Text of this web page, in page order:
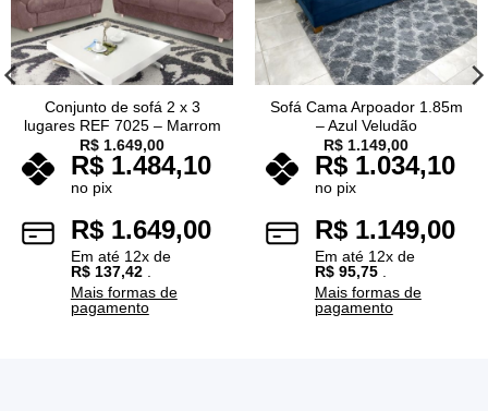
Conjunto de sofá 2 x 3
lugares REF 7025 – Marrom
R$ 1.649,00
R$1.484,10
no pix
R$1.649,00
Em até 12x de
R$137,42.
Mais formas de
pagamento
Sofá Cama Arpoador 1.85m
– Azul Veludão
R$ 1.149,00
R$1.034,10
no pix
R$1.149,00
Em até 12x de
R$95,75.
Mais formas de
pagamento